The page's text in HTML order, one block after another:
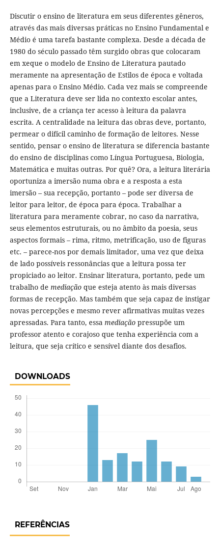
Discutir o ensino de literatura em seus diferentes gêneros,
através das mais diversas práticas no Ensino Fundamental e
Médio é uma tarefa bastante complexa. Desde a década de
1980 do século passado têm surgido obras que colocaram
em xeque o modelo de Ensino de Literatura pautado
meramente na apresentação de Estilos de época e voltada
apenas para o Ensino Médio. Cada vez mais se compreende
que a Literatura deve ser lida no contexto escolar antes,
inclusive, de a criança ter acesso à leitura da palavra
escrita. A centralidade na leitura das obras deve, portanto,
permear o difícil caminho de formação de leitores. Nesse
sentido, pensar o ensino de literatura se diferencia bastante
do ensino de disciplinas como Língua Portuguesa, Biologia,
Matemática e muitas outras. Por quê? Ora, a leitura literária
oportuniza a imersão numa obra e a resposta a esta
imersão – sua recepção, portanto – pode ser diversa de
leitor para leitor, de época para época. Trabalhar a
literatura para meramente cobrar, no caso da narrativa,
seus elementos estruturais, ou no âmbito da poesia, seus
aspectos formais – rima, ritmo, metrificação, uso de figuras
etc. – parece-nos por demais limitador, uma vez que deixa
de lado possíveis ressonâncias que a leitura possa ter
propiciado ao leitor. Ensinar literatura, portanto, pede um
trabalho de mediaçãoque esteja atento às mais diversas
formas de recepção. Mas também que seja capaz de instigar
novas percepções e mesmo rever afirmativas muitas vezes
apressadas. Para tanto, essa mediação pressupõe um
professor atento e corajoso que tenha experiência com a
leitura, que seja crítico e sensível diante dos desafios.
DOWNLOADS
REFERÊNCIAS